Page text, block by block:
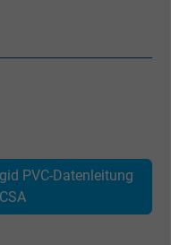
PVC-Datenleitung